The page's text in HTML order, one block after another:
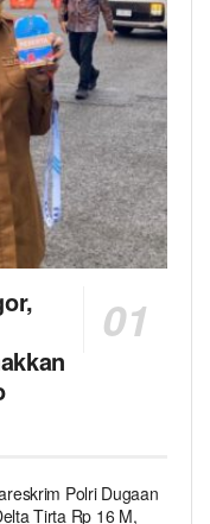
Polri Dugaan
Tirta Rp 16 M,